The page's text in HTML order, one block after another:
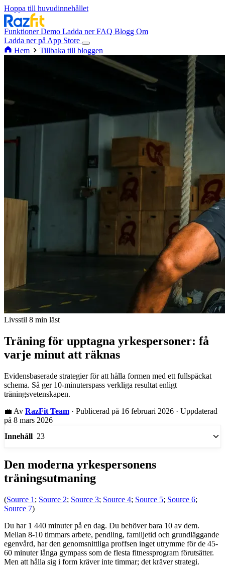
Hoppa till huvudinnehållet
FunktionerDemo Ladda nerFAQ Blogg Om
Ladda ner på App Store
Hem
Tillbaka till bloggen
Livsstil 8 min läst
Träning för upptagna yrkespersoner: få
varje minut att räknas
Evidensbaserade strategier för att hålla formen med ett fullspäckat
schema. Så ger 10-minuterspass verkliga resultat enligt
träningsvetenskapen.
💼 Av RazFit Team · Publicerad på 16 februari 2026 · Uppdaterad
på 8 mars 2026
Innehåll 23
Den moderna yrkespersonens
träningsutmaning
(Source 1 ; Source 2; Source 3; Source 4; Source 5; Source 6;
Source 7)
Du har 1 440 minuter på en dag. Du behöver bara 10 av dem.
Mellan 8-10 timmars arbete, pendling, familjetid och grundläggande
egenvård, har den genomsnittliga proffsen inget utrymme för de 45-
60 minuter långa gympass som de flesta fitnessprogram förutsätter.
Men att hålla sig i form kräver inte timmar; det kräver strategi.